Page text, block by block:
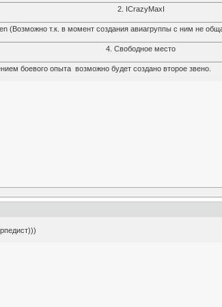
2. ICrazyMaxI
(Возможно т.к. в момент создания авиагруппы с ним не
4. Свободное место
боевого опыта возможно будет создано второе звено.